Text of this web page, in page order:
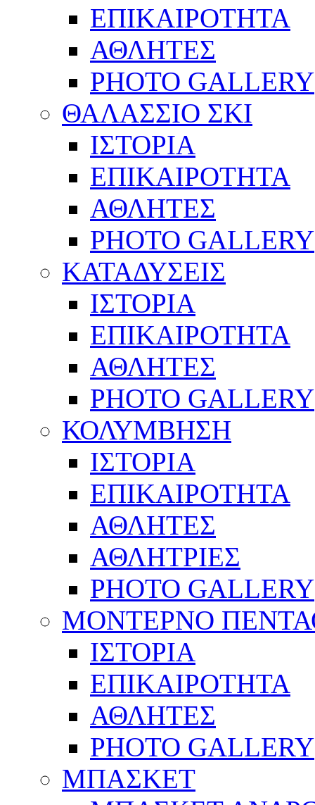
ΕΠΙΚΑΙΡΟΤΗΤΑ
ΑΘΛΗΤΕΣ
PHOTO GALLERY
ΘΑΛΑΣΣΙΟ ΣΚΙ
ΙΣΤΟΡΙΑ
ΕΠΙΚΑΙΡΟΤΗΤΑ
ΑΘΛΗΤΕΣ
PHOTO GALLERY
ΚΑΤΑΔΥΣΕΙΣ
ΙΣΤΟΡΙΑ
ΕΠΙΚΑΙΡΟΤΗΤΑ
ΑΘΛΗΤΕΣ
PHOTO GALLERY
ΚΟΛΥΜΒΗΣΗ
ΙΣΤΟΡΙΑ
ΕΠΙΚΑΙΡΟΤΗΤΑ
ΑΘΛΗΤΕΣ
ΑΘΛΗΤΡΙΕΣ
PHOTO GALLERY
ΜΟΝΤΕΡΝΟ
ΙΣΤΟΡΙΑ
ΕΠΙΚΑΙΡΟΤΗΤΑ
ΑΘΛΗΤΕΣ
PHOTO GALLERY
ΜΠΑΣΚΕΤ